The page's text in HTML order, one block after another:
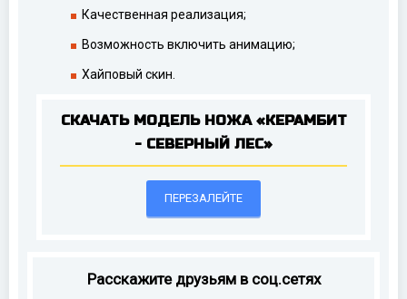
Качественная реализация;
Возможность включить анимацию;
Хайповый скин.
СКАЧАТЬ МОДЕЛЬ НОЖА «КЕРАМБИТ
- СЕВЕРНЫЙ ЛЕС»
ПЕРЕЗАЛЕЙТЕ
Расскажите друзьям в соц.сетях